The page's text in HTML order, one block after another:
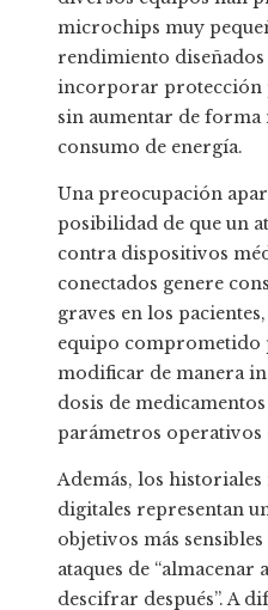
microchips muy
rendimiento diseñados
incorporar protección
sin aumentar de forma
consumo de energía.
Una preocupación
posibilidad de que un
contra dispositivos
conectados genere
graves en los
equipo comprometido
modificar de manera
dosis de
parámetros operativos
Además, los historiales
digitales representan
objetivos más
ataques de “almacenar
descifrar después”. A